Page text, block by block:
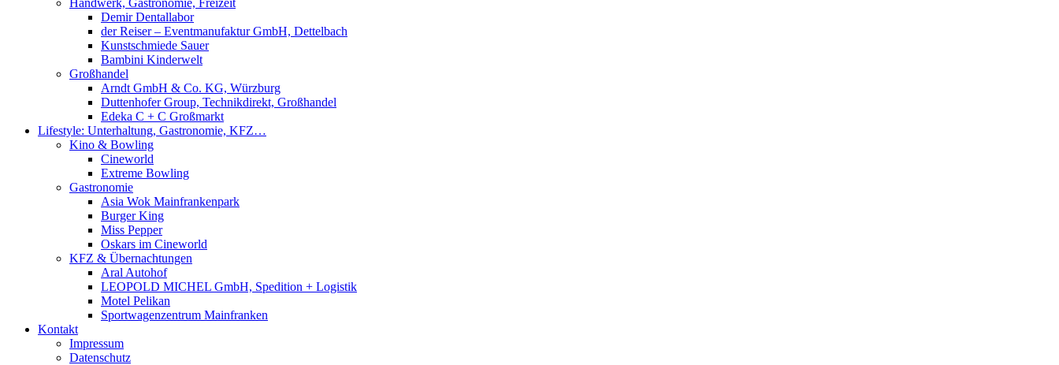
Handwerk, Gastronomie, Freizeit
Demir Dentallabor
der Reiser – Eventmanufaktur GmbH, Dettelbach
Kunstschmiede Sauer
Bambini Kinderwelt
Großhandel
Arndt GmbH & Co. KG, Würzburg
Duttenhofer Group, Technikdirekt, Großhandel
Edeka C + C Großmarkt
Lifestyle: Unterhaltung, Gastronomie, KFZ…
Kino & Bowling
Cineworld
Extreme Bowling
Gastronomie
Asia Wok Mainfrankenpark
Burger King
Miss Pepper
Oskars im Cineworld
KFZ & Übernachtungen
Aral Autohof
LEOPOLD MICHEL GmbH, Spedition + Logistik
Motel Pelikan
Sportwagenzentrum Mainfranken
Kontakt
Impressum
Datenschutz